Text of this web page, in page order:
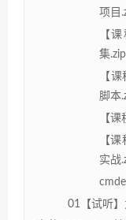
项目
【
集
【
脚本
【
【
实战
01【试听